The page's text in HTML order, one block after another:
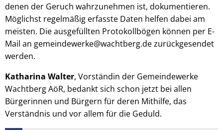
denen der Geruch wahrzunehmen ist, dokumentieren.
Möglichst regelmäßig erfasste Daten helfen dabei am
meisten. Die ausgefüllten Protokollbögen können per E-
Mail an gemeindewerke@wachtberg.de zurückgesendet
werden.
Katharina Walter, Vorständin der Gemeindewerke
Wachtberg AöR, bedankt sich schon jetzt bei allen
Bürgerinnen und Bürgern für deren Mithilfe, das
Verständnis und vor allem für die Geduld.